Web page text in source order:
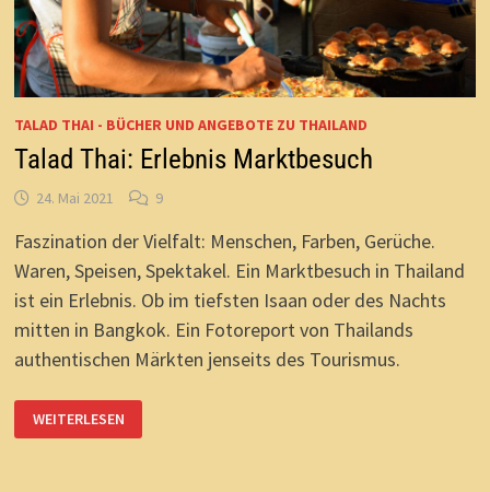
TALAD THAI - BÜCHER UND ANGEBOTE ZU THAILAND
Talad Thai: Erlebnis Marktbesuch
24. Mai 2021 9
Faszination der Vielfalt: Menschen, Farben, Gerüche.
Waren, Speisen, Spektakel. Ein Marktbesuch in Thailand
ist ein Erlebnis. Ob im tiefsten Isaan oder des Nachts
mitten in Bangkok. Ein Fotoreport von Thailands
authentischen Märkten jenseits des Tourismus.
TALAD
THAI:
ERLEBNIS
WEITERLESEN